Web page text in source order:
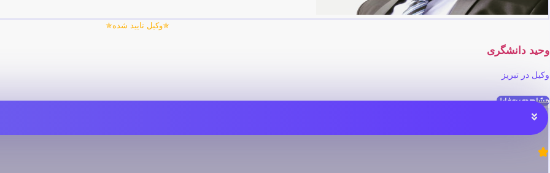
✯وکیل تایید شده✯
وحید دانشگری
وکیل در تبریز
مشاهده پروفایل